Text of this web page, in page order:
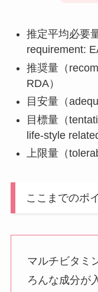
推定平均必要
requirement:
推奨量（
RDA）
目安量（
目標量（
life-style
上限量（
ここまでのポ
マルチビタミ
ろんな成分が